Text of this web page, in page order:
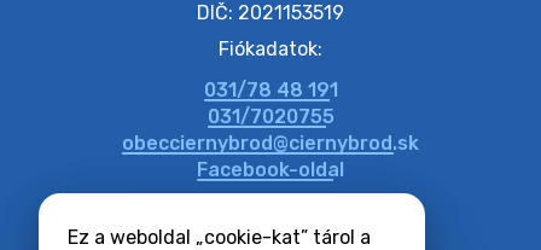
Ez a weboldal „cookie-kat” tárol a
17. július 2026 06:58
DIČ: 2021153519
Fiókadatok:
031/78 48 191
031/7020755
obecciernybrod@ciernybrod.sk
Facebook-oldal